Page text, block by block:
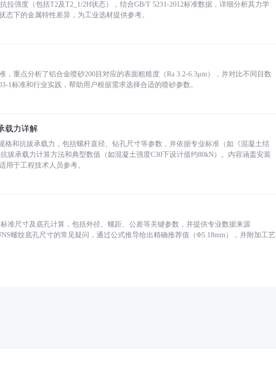
拉强度（包括T2及T2_1/2H状态），结合GB/T 5231-2012标准数据，详细分析其力学
态下的金属特性差异，为工业选材提供参考。
，重点分析了铝合金喷砂200目对应的表面粗糙度（Ra 3.2-6.3μm），并对比不同目数
1标准和行业实践，帮助用户根据需求选择合适的喷砂参数。
载力详解
格和抗拔承载力，包括螺杆直径、钻孔尺寸等参数，并依据专业标准（如《混凝土结
拔承载力计算方法和典型数值（如混凝土强度C30下设计值约80kN）。内容涵盖安装
用于工程技术人员参考。
准尺寸及底孔计算，包括外径、螺距、公差等关键参数，并提供专业数据来源
螺纹底孔尺寸的常见疑问，通过公式推导给出精确推荐值（Φ5.18mm），并附加工艺